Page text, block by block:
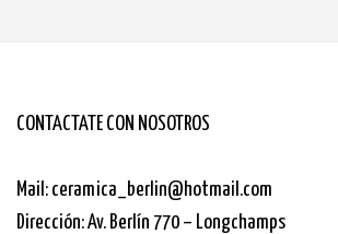
CONTACTATE CON NOSOTROS
Mail: ceramica_berlin@hotmail.com
Dirección: Av. Berlín 770 – Longchamps